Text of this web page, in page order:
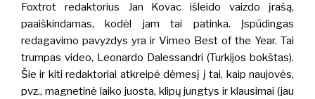
Foxtrot redaktorius Jan Kovac išleido vaizdo įrašą,
paaiškindamas, kodėl jam tai patinka. Įspūdingas
redagavimo pavyzdys yra ir Vimeo Best of the Year. Tai
trumpas video, Leonardo Dalessandri (Turkijos bokštas).
Šie ir kiti redaktoriai atkreipė dėmesį į tai, kaip naujovės,
pvz., magnetinė laiko juosta, klipų jungtys ir klausimai (jau